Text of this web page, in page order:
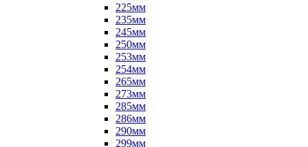
225мм
235мм
245мм
250мм
253мм
254мм
265мм
273мм
285мм
286мм
290мм
299мм